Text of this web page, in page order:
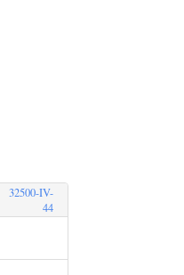
32500-IV-
44